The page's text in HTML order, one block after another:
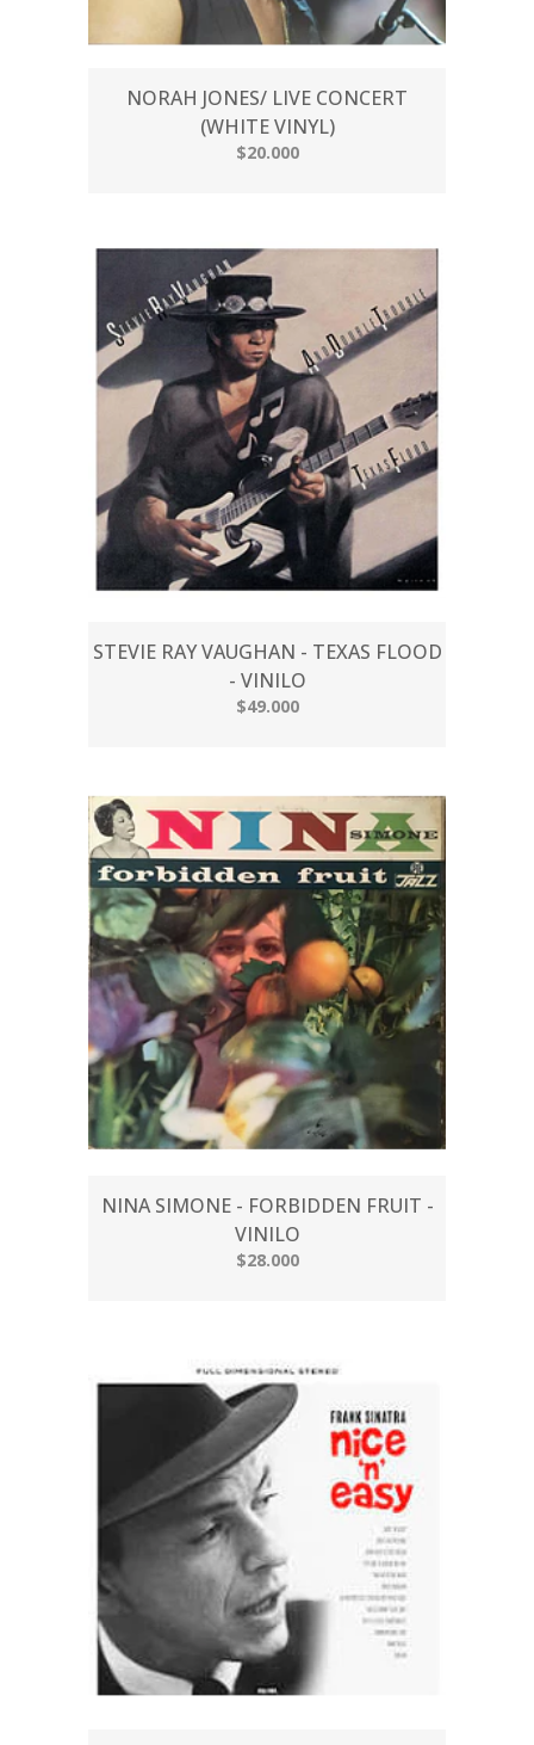
NORAH JONES/ LIVE CONCERT
(WHITE VINYL)
$20.000
STEVIE RAY VAUGHAN - TEXAS FLOOD
- VINILO
$49.000
NINA SIMONE - FORBIDDEN FRUIT -
VINILO
$28.000